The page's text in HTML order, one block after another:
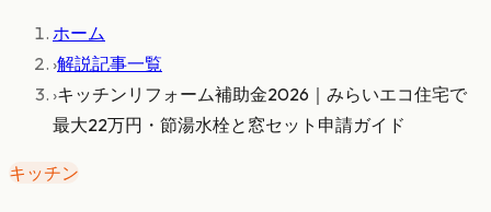
ホーム
›解説記事一覧
›キッチンリフォーム補助金2026｜みらいエコ住宅で
最大22万円・節湯水栓と窓セット申請ガイド
キッチン